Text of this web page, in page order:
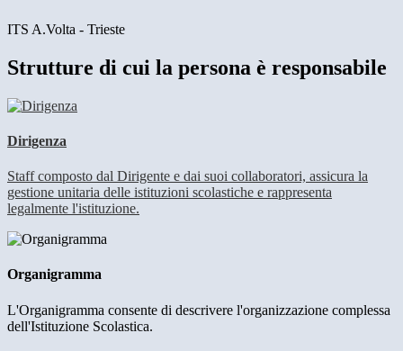
ITS A.Volta - Trieste
Strutture di cui la persona è responsabile
Dirigenza
Staff composto dal Dirigente e dai suoi collaboratori, assicura la
gestione unitaria delle istituzioni scolastiche e rappresenta
legalmente l'istituzione.
Organigramma
L'Organigramma consente di descrivere l'organizzazione complessa
dell'Istituzione Scolastica.